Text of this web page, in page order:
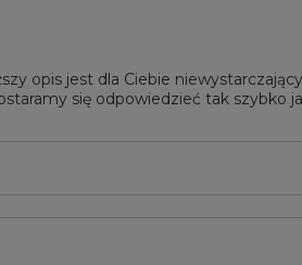
opis jest dla Ciebie
się odpowiedzieć tak szybko